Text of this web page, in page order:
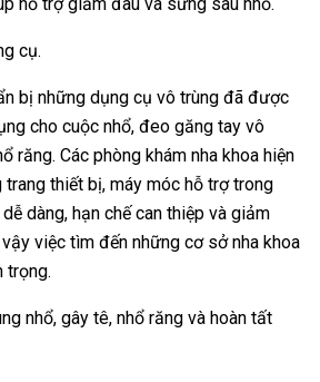
cụ.
bị những dụng cụ vô trùng đã được
cho cuộc nhổ, đeo găng tay vô
răng. Các phòng khám nha khoa hiện
thiết bị, máy móc hỗ trợ trong
dàng, hạn chế can thiệp và giảm
việc tìm đến những cơ sở nha khoa
trọng.
nhổ, gây tê, nhổ răng và hoàn tất